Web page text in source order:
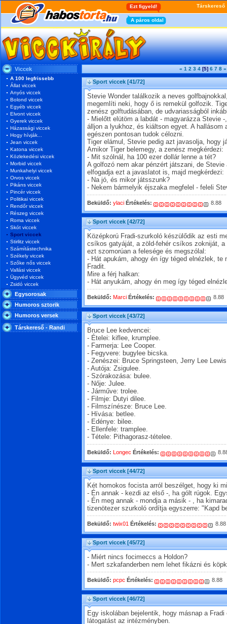
Viccek
A 100 legfrissebb
Állat viccek
Anyós viccek
Bolond viccek
Egyéb viccek
Elvont viccek
Gyerek viccek
Házassági viccek
Hogy hívják...
Jean viccek
Katona viccek
Közlekedési viccek
Morbid viccek
Munkahelyi viccek
Orvos viccek
Pikáns viccek
Pincér viccek
Politikai viccek
Rendőr viccek
Részeg viccek
Roma viccek
Skót viccek
Sport viccek
Stirlitz viccek
Számítástechnika
Székely viccek
Szőke nős viccek
Vallási viccek
Ügyvéd viccek
Zsidó viccek
Egysorosak
Humoros sztorik
Humoros versek
Társkereső - Randi
« 1 2 3 4 [5] 6 7 8 »
Sport viccek [41/72]
Stevie Wonder találkozik a neves
megemlíti neki, hogy ő is remekül golfozik.
zenész golftudásában, de udvariasságból
- Mielőtt elütöm a labdát - magyarázza Stevie
álljon a lyukhoz, és kiáltson egyet. A hallásom
egészen pontosan tudok célozni.
Tiger elámul, Stevie pedig azt javasolja, hogy
Amikor Tiger belemegy, a zenész megkérdezi:
- Mit szólnál, ha 100 ezer dollár lenne a tét?
A golfozó nem akar pénzért játszani, de
elfogadja ezt a javaslatot is, majd megkérdezi:
- Na jó, és mikor játsszunk?
- Nekem bármelyik éjszaka megfelel - feleli
Beküldő: ylaci Értékelés: 8.88
Sport viccek [42/72]
Középkorú Fradi-szurkoló készülődik az esti
csíkos gatyáját, a zöld-fehér csíkos zokniját,
ezt szomorúan a felesége és megszólal:
- Hát apukám, ahogy én így téged elnézlek, te
Fradit.
Mire a férj halkan:
- Hát anyukám, ahogy én meg így téged
Beküldő: Marci Értékelés: 8.88
Sport viccek [43/72]
Bruce Lee kedvencei:
- Ételei: kiflee, krumplee.
- Farmerja: Lee Cooper.
- Fegyvere: bugylee bicska.
- Zenészei: Bruce Springsteen, Jerry Lee
- Autója: Zsigulee.
- Szórakozása: bulee.
- Nője: Julee.
- Járműve: trolee.
- Filmje: Dutyi dilee.
- Filmszínésze: Bruce Lee.
- Hívása: betlee.
- Edénye: bilee.
- Ellenfele: tramplee.
- Tétele: Pithagorasz-tételee.
Beküldő: Longec Értékelés:
Sport viccek [44/72]
Két homokos focista arról beszélget, hogy ki
- Én annak - kezdi az első -, ha gólt rúgok.
- Én meg annak - mondja a másik - , ha
tizenötezer szurkoló ordítja egyszerre: "Kapd
Beküldő: twix01 Értékelés: 8.88
Sport viccek [45/72]
- Miért nincs focimeccs a Holdon?
- Mert szkafanderben nem lehet fikázni és
Beküldő: pcpc Értékelés: 8.88
Sport viccek [46/72]
Egy iskolában bejelentik, hogy másnap a
látogatást az intézményben.